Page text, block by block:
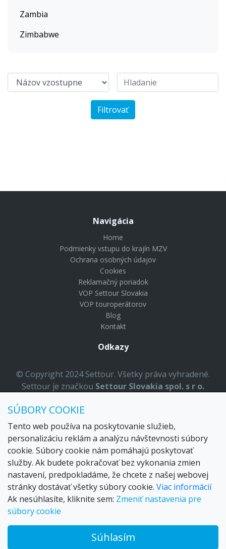
Zambia
Zimbabwe
Filtrovať
Navigácia
Home
Podmienky vstupu do krajín MZV
Ochrana osobných údajov
Cookies
Reklamačný poriadok
VOP Settour Slovakia
VOP touroperátorov
Blog
Kontakt
Odkazy
© Copyright 2024 Settour. Všetky práva vyhradené.
Settour je značkou Settour Slovakia spol. s r o.
Email:
Telefón: 02 529 279 17, 529 328 68-9
IČO : 36179825
ID-DPH:SK2020057314
OR SRBratislava I. odd.: Sro, vložka: 29873/V
SÚBORY COOKIE
Tento web používa na poskytovanie služieb,
personalizáciu reklám a analýzu návštevnosti súbory
cookie. Súbory cookie nám pomáhajú poskytovať
služby. Ak budete pokračovať bez vykonania zmien
nastavení, predpokladáme, že chcete z našej webovej
stránky dostávať všetky súbory cookie. Viac informácií
Ak nesúhlasíte, kliknite sem: Zmeniť nastavenia pre
súbory cookie
Súhlasím